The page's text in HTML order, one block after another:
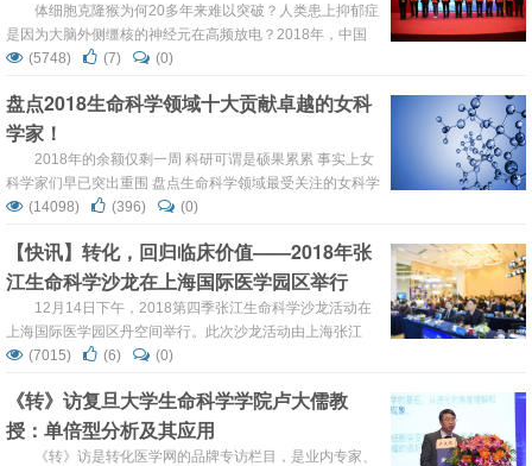
领域成果入选
体细胞克隆猴为何20多年来难以突破？人类患上抑郁症
是因为大脑外侧缰核的神经元在高频放电？2018年，中国
的基础研究领域熠熠生辉。 2019年2月27日，科技部重磅
领域共有六项成果入选，分别为：基于体细胞核移植技术成
功克隆出猕猴、创建出首例人造单染色体真核细胞、揭示抑
郁发生及氯胺酮快速抗抑郁机制、研制出用于肿瘤...
(5748) (7) (0)
盘点2018生命科学领域十大贡献卓越的女科
学家！
2018年的余额仅剩一周 科研可谓是硕果累累 事实上女
科学家们早已突出重围 盘点生命科学领域最受关注的女科学
家 0/1 Liu Li Mei 刘丽梅 刘丽梅，上海交通大学附属第六人
月23日，刘丽梅教授团队率先揭秘中国M...
(14098) (396) (0)
【快讯】转化，回归临床价值——2018年张
江生命科学沙龙在上海国际医学园区举行
12月14日下午，2018第四季张江生命科学沙龙活动在
上海国际医学园区丹空间举行。此次沙龙活动由上海张江
（集团）有限公司主办、上海国际医学园区集团有限公司、
以“转化，回归临床价值”为主题，由来自在基础研究和新技
术实践方面做出卓越成绩的专家、企业家、临床医生和政府
领导代表共聚一堂，围绕“科研临床转化模式”，“临床价...
(7015) (6) (0)
《转》访复旦大学生命科学学院卢大儒教
授：单倍型分析及其应用
《转》访是转化医学网的品牌专访栏目，是业内专家、